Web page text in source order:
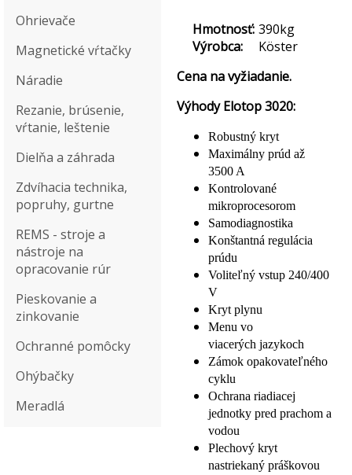
Ohrievače
Magnetické vŕtačky
Náradie
Rezanie, brúsenie,
vŕtanie, leštenie
Dielňa a záhrada
Zdvíhacia technika,
popruhy, gurtne
REMS - stroje a
nástroje na
opracovanie rúr
Pieskovanie a
zinkovanie
Ochranné pomôcky
Ohýbačky
Meradlá
Hmotnosť: 390kg
Výrobca:
Köster
Cena na vyžiadanie.
Výhody Elotop 3020:
Robustný kryt
Maximálny prúd až
3500 A
Kontrolované
mikroprocesorom
Samodiagnostika
Konštantná regulácia
prúdu
Voliteľný vstup 240/400
V
Kryt plynu
Menu vo
viacerých jazykoch
Zámok opakovateľného
cyklu
Ochrana riadiacej
jednotky pred prachom a
vodou
Plechový kryt
nastriekaný práškovou